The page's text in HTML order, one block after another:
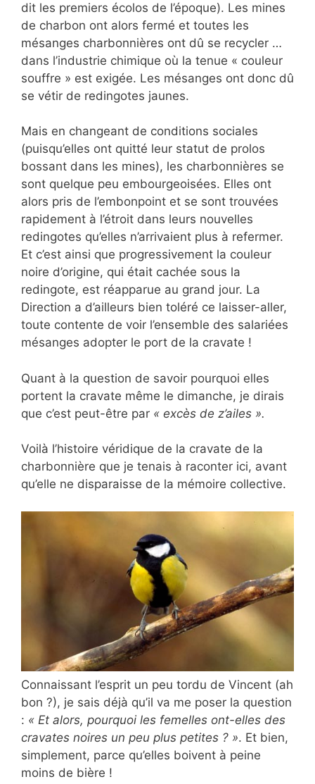
dit les premiers écolos de l’époque). Les mines
de charbon ont alors fermé et toutes les
mésanges charbonnières ont dû se recycler …
dans l’industrie chimique où la tenue « couleur
souffre » est exigée. Les mésanges ont donc dû
se vétir de redingotes jaunes.
Mais en changeant de conditions sociales
(puisqu’elles ont quitté leur statut de prolos
bossant dans les mines), les charbonnières se
sont quelque peu embourgeoisées. Elles ont
alors pris de l’embonpoint et se sont trouvées
rapidement à l’étroit dans leurs nouvelles
redingotes qu’elles n’arrivaient plus à refermer.
Et c’est ainsi que progressivement la couleur
noire d’origine, qui était cachée sous la
redingote, est réapparue au grand jour. La
Direction a d’ailleurs bien toléré ce laisser-aller,
toute contente de voir l’ensemble des salariées
mésanges adopter le port de la cravate !
Quant à la question de savoir pourquoi elles
portent la cravate même le dimanche, je dirais
que c’est peut-être par « excès de z’ailes ».
Voilà l’histoire véridique de la cravate de la
charbonnière que je tenais à raconter ici, avant
qu’elle ne disparaisse de la mémoire collective.
Connaissant l’esprit un peu tordu de Vincent (ah
bon ?), je sais déjà qu’il va me poser la question
: « Et alors, pourquoi les femelles ont-elles des
cravates noires un peu plus petites ? ». Et bien,
simplement, parce qu’elles boivent à peine
moins de bière !